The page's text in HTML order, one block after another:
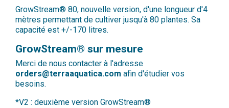
GrowStream® 80, nouvelle version, d'une longueur d'4
mètres permettant de cultiver jusqu'à 80 plantes. Sa
capacité est +/-170 litres.
GrowStream® sur mesure
Merci de nous contacter à l'adresse
orders@terraaquatica.com afin d'étudier vos
besoins.
*V2 : deuxième version GrowStream®